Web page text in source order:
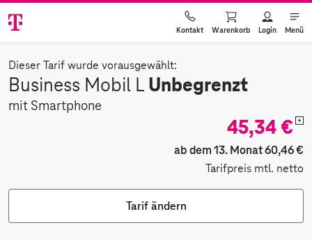
Kontakt Warenkorb Login Menü
Dieser Tarif wurde vorausgewählt:
Business Mobil L Unbegrenzt
mit Smartphone
45,34 € *
ab dem 13. Monat 60,46 €
Tarifpreis mtl. netto
Tarif ändern